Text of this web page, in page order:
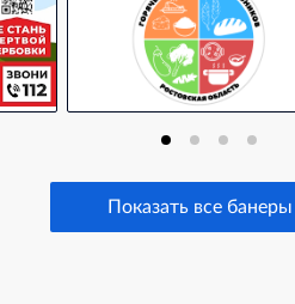
Показать все банеры